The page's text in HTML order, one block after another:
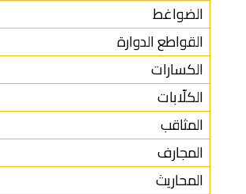
الضواغط
القواطع الدوارة
الكسارات
الكلّابات
المثاقب
المجارف
المحاريث